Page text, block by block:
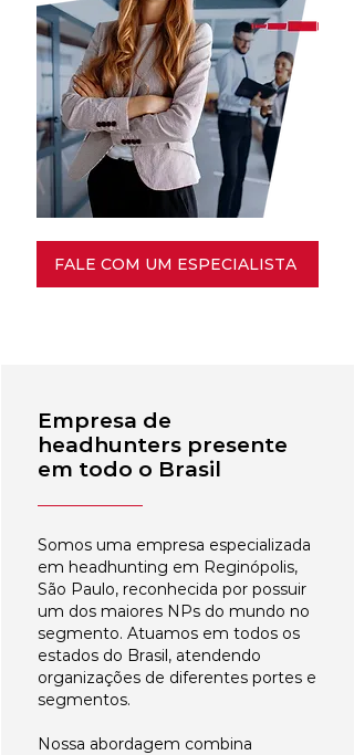
FALE COM UM ESPECIALISTA
Empresa de
headhunters presente
em todo o Brasil
Somos uma empresa especializada
em headhunting em Reginópolis,
São Paulo, reconhecida por possuir
um dos maiores NPs do mundo no
segmento. Atuamos em todos os
estados do Brasil, atendendo
organizações de diferentes portes e
segmentos.
Nossa abordagem combina